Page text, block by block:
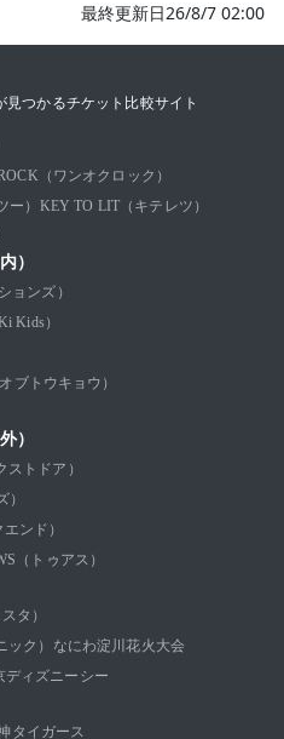
最終更新日26/8/7 02:00
見つかるチケット比較サイト
（ワンオクロック）
） KEY TO LIT（キテレツ）
）
ョンズ）
Kids）
ブトウキョウ）
）
トドア）
ンド）
（トゥアス）
タ）
ク） なにわ淀川花火大会
ディズニーシー
タイガース